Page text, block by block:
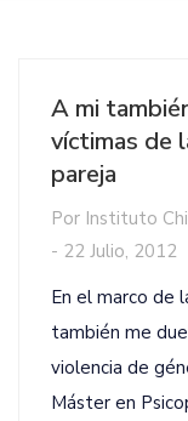
A mi
víctimas de
pareja
Por Instituto
- 22 Julio, 2012
En el marco de
también me
violencia de
Máster en